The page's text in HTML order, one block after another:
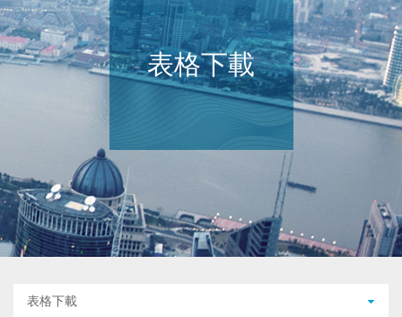
環境、社會及企業管治 國泰海通證券 聯絡我們
表格下載
表格下載